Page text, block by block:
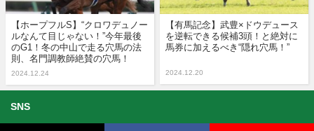
【ホープフルS】“クロワデュノー
ルなんて目じゃない！”今年最後
のG1！冬の中山で走る穴馬の法
則、名門調教師絶賛の穴馬！
2024.12.24
【有馬記念】武豊×ドウデュース
を逆転できる候補3頭！と絶対に
馬券に加えるべき“隠れ穴馬！”
2024.12.20
SNS